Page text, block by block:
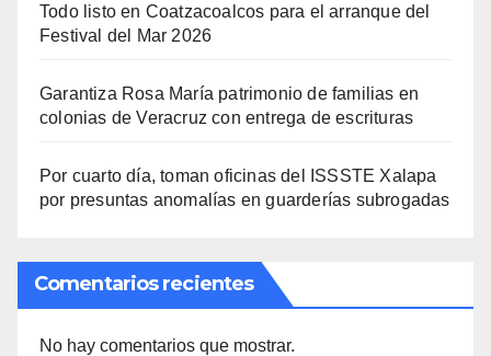
Todo listo en Coatzacoalcos para el arranque del
Festival del Mar 2026
Garantiza Rosa María patrimonio de familias en
colonias de Veracruz con entrega de escrituras
Por cuarto día, toman oficinas del ISSSTE Xalapa
por presuntas anomalías en guarderías subrogadas
Comentarios recientes
No hay comentarios que mostrar.